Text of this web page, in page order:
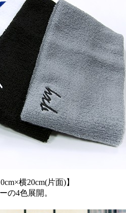
横20cm(片面)】
の4色展開。